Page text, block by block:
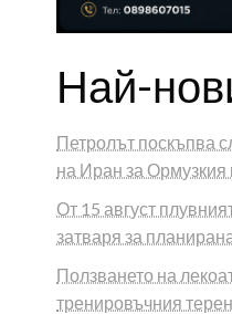
Най-
Петролът поскъпва
на Иран за Ормузкия
От 15 август
затваря за
Ползването на
тренировъчния